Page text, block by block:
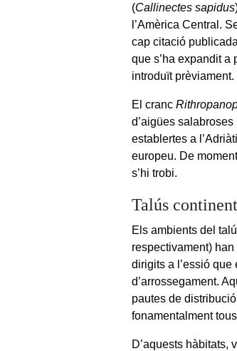
(Callinectes sapidus
l’Amèrica Central.
cap citació
que s’ha expandit a
introduït prèviament.
El cranc
d’aigües
establertes a
europeu. De
s’hi trobi.
Talús
Els ambients del
respectivament)
dirigits a l’essió
d’arrossegament.
pautes de
fonamentalment
D’aquests hàbitats,